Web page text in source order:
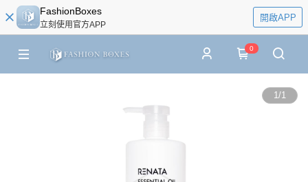
FashionBoxes
立刻使用官方APP
開啟APP
0
1/1